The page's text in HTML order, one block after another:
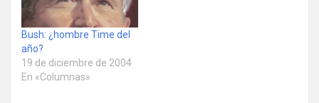
Bush: ¿hombre Time del
año?
19 de diciembre de 2004
En «Columnas»